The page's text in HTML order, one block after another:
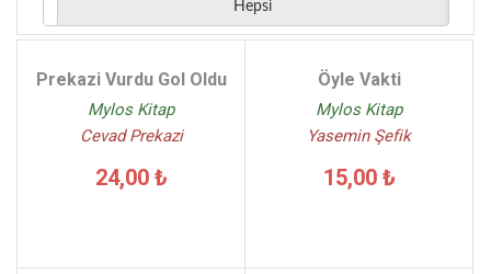
Hepsi
Prekazi Vurdu Gol Oldu
Mylos Kitap
Cevad Prekazi
24,00 ₺
Öyle Vakti
Mylos Kitap
Yasemin Şefik
15,00 ₺